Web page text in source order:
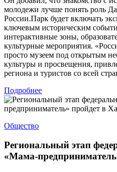
молодежи лучше понять роль
России.Парк будет включать
ключевым историческим
интерактивные зоны,
культурные мероприятия.
просто музеем под открытым
культуры и просвещения,
региона и туристов со всей
Подробнее
Общество
Региональный этап
«Мама-